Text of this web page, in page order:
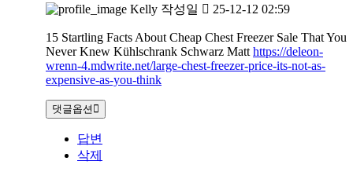
Kelly 작성일 25-12-12 02:59
15 Startling Facts About Cheap Chest Freezer Sale That You
Never Knew Kühlschrank Schwarz Matt https://deleon-
wrenn-4.mdwrite.net/large-chest-freezer-price-its-not-as-
expensive-as-you-think
댓글옵션
답변
삭제